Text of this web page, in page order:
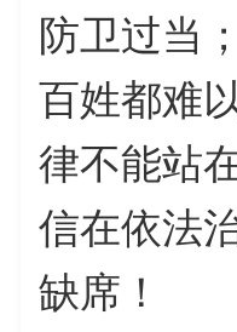
防卫过当
百姓都难
律不能站
信在依法
缺席！